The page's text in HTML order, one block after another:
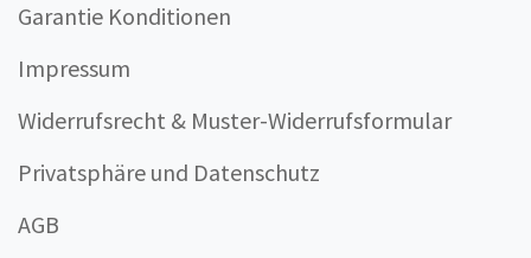
Garantie Konditionen
Impressum
Widerrufsrecht & Muster-Widerrufsformular
Privatsphäre und Datenschutz
AGB